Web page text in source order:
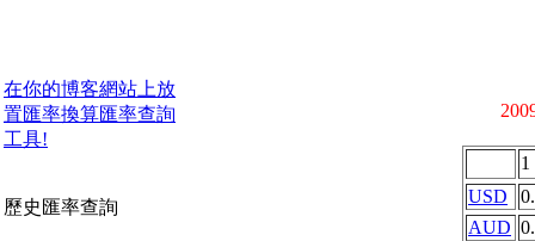
在你的博客網站上放
置匯率換算匯率查詢
工具!
歷史匯率查詢
1
USD
AUD